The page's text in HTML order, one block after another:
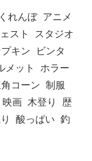
れんぼ アニメ
スト
スタジオ
キン
ビンタ
メット
ホラー
コーン 制服
映画 木登り
歴
酸っぱい 釣